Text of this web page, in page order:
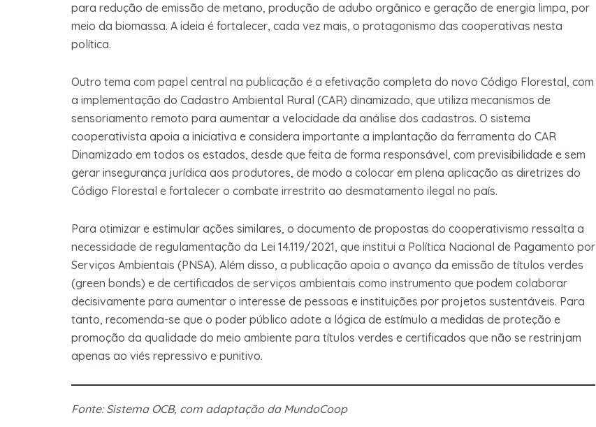
para redução de emissão de metano, produção de adubo orgânico e geração de energia limpa, por
meio da biomassa. A ideia é fortalecer, cada vez mais, o protagonismo das cooperativas nesta
política.
Outro tema com papel central na publicação é a efetivação completa do novo Código Florestal, com
a implementação do Cadastro Ambiental Rural (CAR) dinamizado, que utiliza mecanismos de
sensoriamento remoto para aumentar a velocidade da análise dos cadastros. O sistema
cooperativista apoia a iniciativa e considera importante a implantação da ferramenta do CAR
Dinamizado em todos os estados, desde que feita de forma responsável, com previsibilidade e sem
gerar insegurança jurídica aos produtores, de modo a colocar em plena aplicação as diretrizes do
Código Florestal e fortalecer o combate irrestrito ao desmatamento ilegal no país.
Para otimizar e estimular ações similares, o documento de propostas do cooperativismo ressalta a
necessidade de regulamentação da Lei 14.119/2021, que institui a Política Nacional de Pagamento por
Serviços Ambientais (PNSA). Além disso, a publicação apoia o avanço da emissão de títulos verdes
(green bonds) e de certificados de serviços ambientais como instrumento que podem colaborar
decisivamente para aumentar o interesse de pessoas e instituições por projetos sustentáveis. Para
tanto, recomenda-se que o poder público adote a lógica de estímulo a medidas de proteção e
promoção da qualidade do meio ambiente para títulos verdes e certificados que não se restrinjam
apenas ao viés repressivo e punitivo.
Fonte: Sistema OCB, com adaptação da MundoCoop